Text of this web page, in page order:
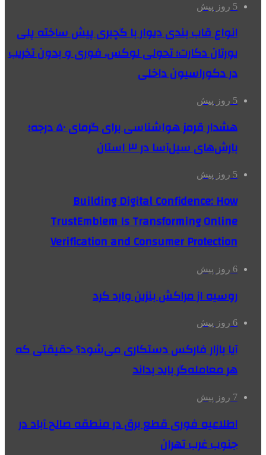
5 روز پیش
انواع قاب بندی دیوار با گچبری پیش ساخته پلی
یورتان دکارت؛ تحولی لوکس، فوری و بدون تخریب
در دکوراسیون داخلی
5 روز پیش
هشدار قرمز هواشناسی برای گرمای ۵۰ درجه؛
بارش‌های سیل‌آسا در ۳ استان
5 روز پیش
Building Digital Confidence: How
TrustEmblem Is Transforming Online
Verification and Consumer Protection
6 روز پیش
روسیه از مراکش بنزین وارد کرد
6 روز پیش
آیا بازار فارکس دستکاری می‌شود؟ حقیقتی که
هر معامله‌گر باید بداند
7 روز پیش
اطلاعیه فوری قطع برق در منطقه صالح آباد در
جنوب غرب تهران